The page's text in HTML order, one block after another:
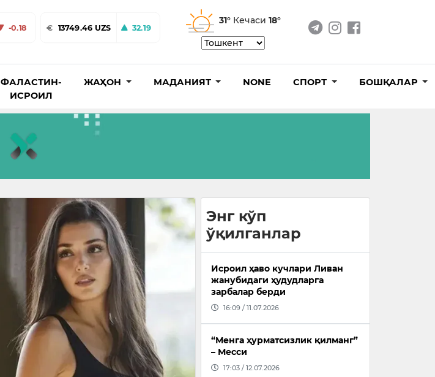
-0.18 € 13749.46 UZS 32.19
31° Кечаси 18°
ФАЛАСТИН-
ИСРОИЛ
ЖАҲОН МАДАНИЯТ NONE СПОРТ БОШҚАЛАР
Энг кўп
ўқилганлар
Исроил ҳаво кучлари Ливан
жанубидаги ҳудудларга
зарбалар берди
16:09 / 11.07.2026
“Менга ҳурматсизлик қилманг”
– Месси
17:03 / 12.07.2026